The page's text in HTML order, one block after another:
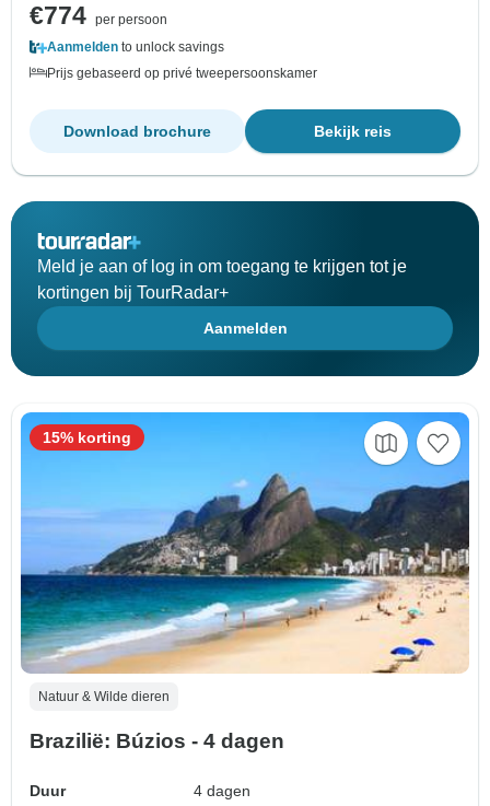
€774 per persoon
Aanmelden to unlock savings
Prijs gebaseerd op privé tweepersoonskamer
Bekijk reis
Download brochure
Meld je aan of log in om toegang te krijgen tot je
kortingen bij TourRadar+
Aanmelden
Natuur & Wilde dieren
Brazilië: Búzios - 4 dagen
Duur
4 dagen
15% korting